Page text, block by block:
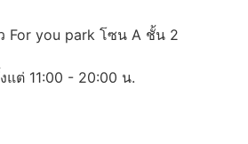
For you park โซน A ชั้น 2
แต่ 11:00 - 20:00 น.